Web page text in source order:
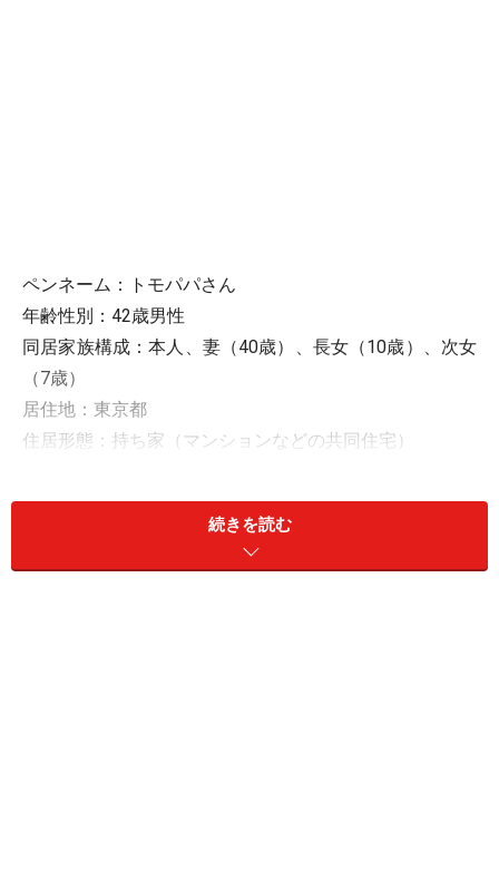
ペンネーム：トモパパさん
年齢性別：42歳男性
同居家族構成：本人、妻（40歳）、長女（10歳）、次女
（7歳）
居住地：東京都
住居形態：持ち家（マンションなどの共同住宅）
世帯年収：本人850万円、配偶者150万円
リスク資産：800万円
続きを読む